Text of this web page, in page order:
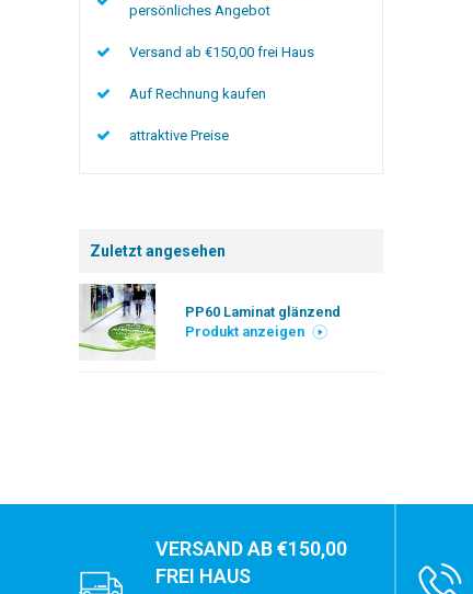
persönliches Angebot
Versand ab €150,00 frei Haus
Auf Rechnung kaufen
attraktive Preise
Zuletzt angesehen
PP60 Laminat glänzend
Produkt anzeigen
VERSAND AB €150,00
FREI HAUS